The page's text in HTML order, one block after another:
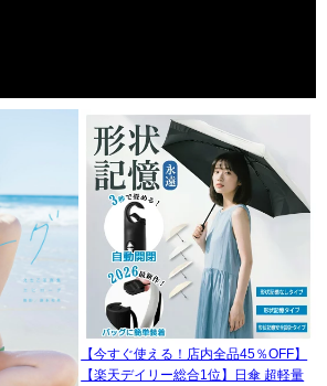
【今すぐ使える！店内全品45％OFF】
【楽天デイリー総合1位】日傘 超軽量